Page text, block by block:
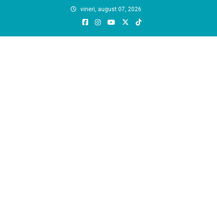
vineri, august 07, 2026